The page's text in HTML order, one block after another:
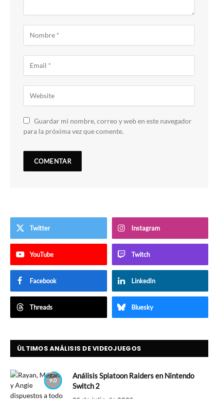
Guardar mi nombre, correo y web en este navegador
para la próxima vez que comente.
Twitter Instagram
YouTube Twitch
Facebook LinkedIn
Threads Bluesky
ÚLTIMOS ANÁLISIS DE VIDEOJUEGOS
9.0
Análisis Splatoon Raiders en Nintendo
Switch 2